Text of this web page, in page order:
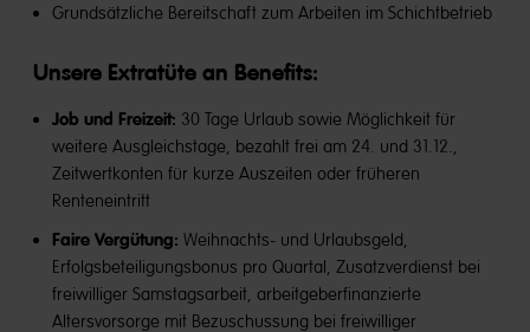
Grundsätzliche Bereitschaft zum Arbeiten im Schichtbetrieb
Unsere Extratüte an Benefits​:
Job und Freizeit: 30 Tage Urlaub sowie Möglichkeit für
weitere Ausgleichstage, bezahlt frei am 24. und 31.12.,
Zeitwertkonten für kurze Auszeiten oder früheren
Renteneintritt
Faire Vergütung: Weihnachts- und Urlaubsgeld,
Erfolgsbeteiligungsbonus pro Quartal, Zusatzverdienst bei
freiwilliger Samstagsarbeit, arbeitgeberfinanzierte
Altersvorsorge mit Bezuschussung bei freiwilliger